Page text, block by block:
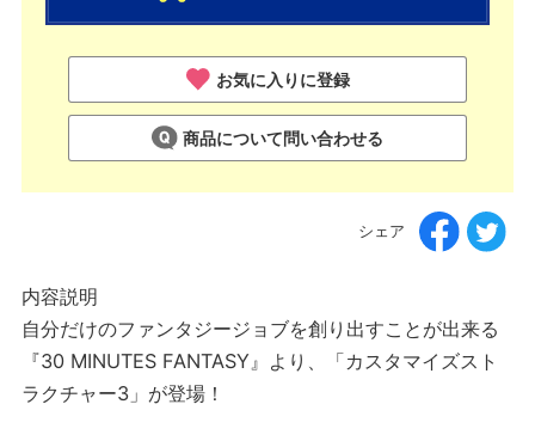
お気に入りに登録
商品について問い合わせる
シェア
内容説明
自分だけのファンタジージョブを創り出すことが出来る
『30 MINUTES FANTASY』より、「カスタマイズスト
ラクチャー3」が登場！